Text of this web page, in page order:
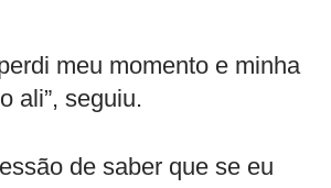
meu momento e minha
ali”, seguiu.
de saber que se eu